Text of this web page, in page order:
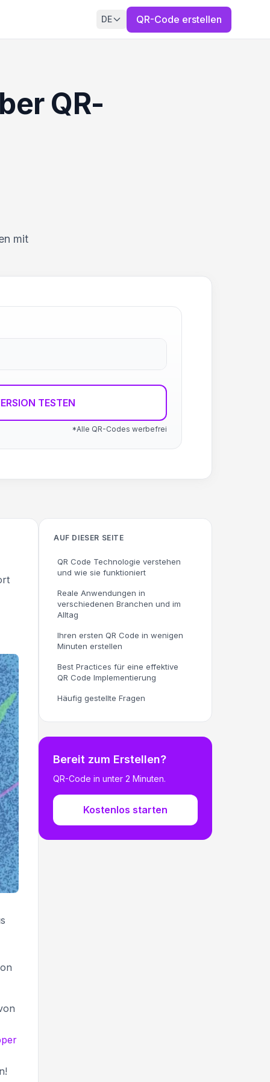
DE QR-Code erstellen
QR-
mit
TESTEN
*Alle QR-Codes werbefrei
AUF DIESER SEITE
QR Code Technologie verstehen
und wie sie funktioniert
Reale Anwendungen in
verschiedenen Branchen und im
Alltag
Ihren ersten QR Code in wenigen
Minuten erstellen
Best Practices für eine effektive
QR Code Implementierung
Häufig gestellte Fragen
Bereit zum Erstellen?
QR-Code in unter 2 Minuten.
Kostenlos starten